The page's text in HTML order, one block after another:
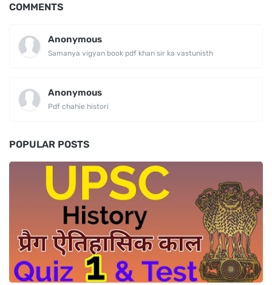
COMMENTS
Anonymous
Samanya vigyan book pdf khan sir ka vastunisth
Anonymous
Pdf chahie histori
POPULAR POSTS